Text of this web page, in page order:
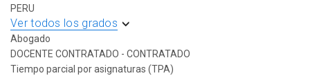
PERU
Ver todos los grados
Abogado
DOCENTE CONTRATADO - CONTRATADO
Tiempo parcial por asignaturas (TPA)